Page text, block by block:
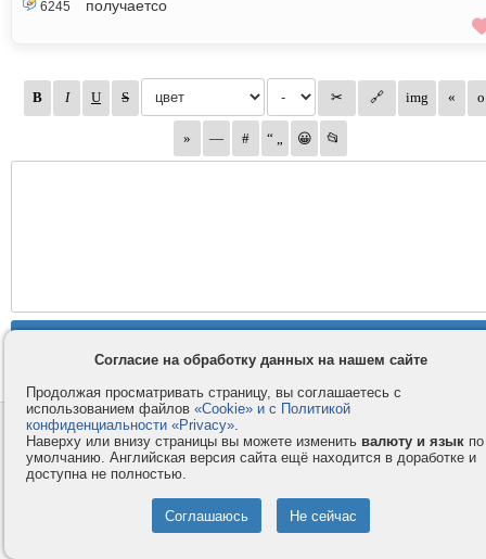
6245
получаетсо
Контакты
Компания
Правила и условия
Услуги
© 2008-2026VMESTE.EU - Все права защищены.
Согласие на обработку данных на нашем сайте
Продолжая просматривать страницу, вы соглашаетесь с
использованием файлов «Cookie» и с Политикой
конфиденциальности «Privacy».
Наверху или внизу страницы вы можете изменить валюту и язык по
умолчанию. Английская версия сайта ещё находится в доработке и
доступна не полностью.